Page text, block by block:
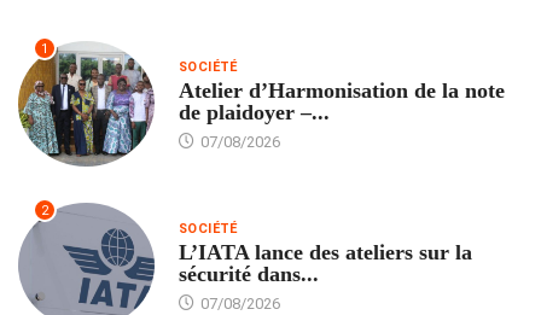
1
SOCIÉTÉ
Atelier d’Harmonisation de la note
de plaidoyer –...
07/08/2026
2
SOCIÉTÉ
L’IATA lance des ateliers sur la
sécurité dans...
07/08/2026